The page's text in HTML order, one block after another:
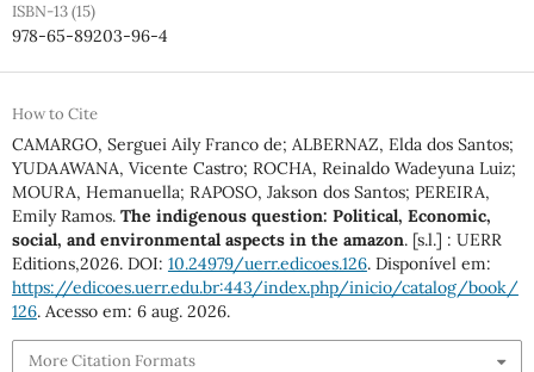
ISBN-13 (15)
978-65-89203-96-4
How to Cite
CAMARGO, Serguei Aily Franco de; ALBERNAZ, Elda dos Santos;
YUDAAWANA, Vicente Castro; ROCHA, Reinaldo Wadeyuna Luiz;
MOURA, Hemanuella; RAPOSO, Jakson dos Santos; PEREIRA,
Emily Ramos. The indigenous question: Political, Economic,
social, and environmental aspects in the amazon. [s.l.] : UERR
Editions,2026. DOI: 10.24979/uerr.edicoes.126. Disponível em:
https://edicoes.uerr.edu.br:443/index.php/inicio/catalog/book/
126. Acesso em: 6 aug. 2026.
More Citation Formats